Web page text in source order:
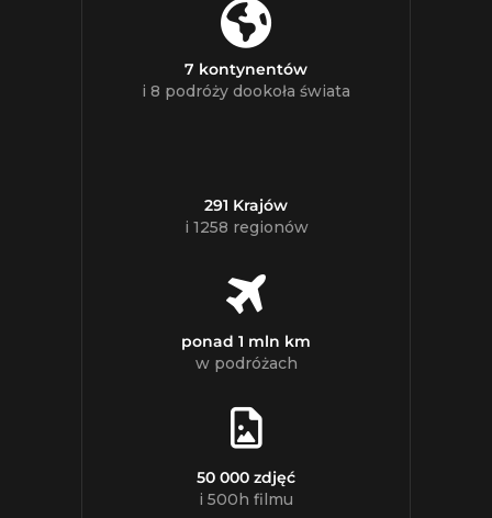
7 kontynentów
i 8 podróży dookoła świata
291 Krajów
i 1258 regionów
ponad 1 mln km
w podróżach
50 000 zdjęć
i 500h filmu